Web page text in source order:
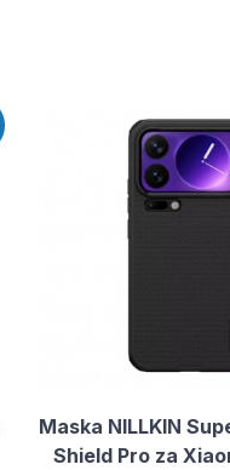
Maska NILLKIN
Shield Pro za